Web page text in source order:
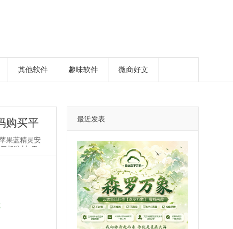
其他软件 趣味软件 微商好文
购买平
果蓝精灵安
超防封·值
最近发表